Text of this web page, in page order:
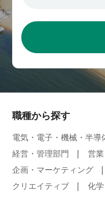
職種から探す
電気・電子・機械・半導
経営・管理部門
営業
企画・マーケティング
クリエイティブ
化